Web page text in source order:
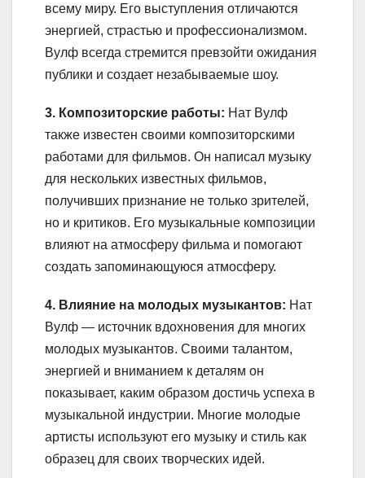
всему миру. Его выступления отличаются
энергией, страстью и профессионализмом.
Вулф всегда стремится превзойти ожидания
публики и создает незабываемые шоу.
3. Композиторские работы: Нат Вулф
также известен своими композиторскими
работами для фильмов. Он написал музыку
для нескольких известных фильмов,
получивших признание не только зрителей,
но и критиков. Его музыкальные композиции
влияют на атмосферу фильма и помогают
создать запоминающуюся атмосферу.
4. Влияние на молодых музыкантов: Нат
Вулф — источник вдохновения для многих
молодых музыкантов. Своими талантом,
энергией и вниманием к деталям он
показывает, каким образом достичь успеха в
музыкальной индустрии. Многие молодые
артисты используют его музыку и стиль как
образец для своих творческих идей.